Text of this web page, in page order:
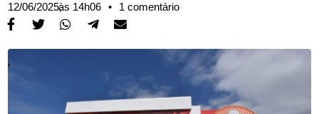
12/06/2025,às 14h06 • 1 comentário